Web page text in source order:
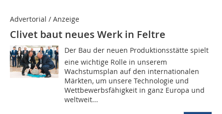
Advertorial / Anzeige
Clivet baut neues Werk in Feltre
Der Bau der neuen Produktionsstätte spielt
eine wichtige Rolle in unserem
Wachstumsplan auf den internationalen
Märkten, um unsere Technologie und
Wettbewerbsfähigkeit in ganz Europa und
weltweit...